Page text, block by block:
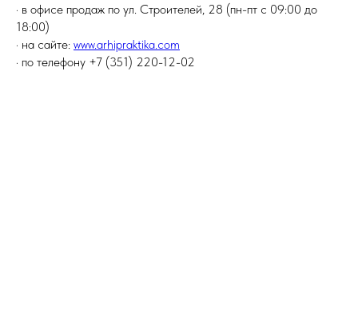
· в офисе продаж по ул. Строителей, 28 (пн-пт с 09:00 до
18:00)
· на сайте: www.arhipraktika.com
· по телефону +7 (351) 220-12-02